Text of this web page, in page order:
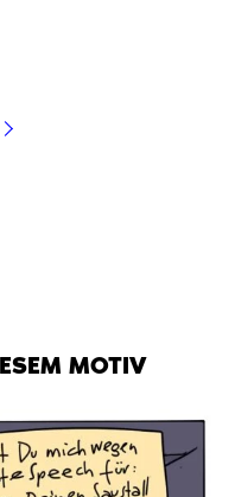
MOTIV